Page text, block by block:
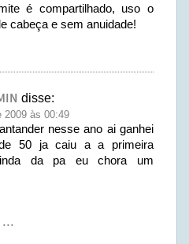
é compartilhado, uso o
cabeça e sem anuidade!
disse:
2009 às 00:49
nesse ano ai ganhei
50 ja caiu a a primeira
da pa eu chora um
…